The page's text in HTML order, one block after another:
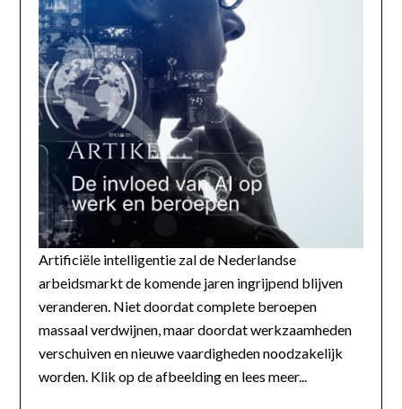
Artificiële intelligentie zal de Nederlandse
arbeidsmarkt de komende jaren ingrijpend blijven
veranderen. Niet doordat complete beroepen
massaal verdwijnen, maar doordat werkzaamheden
verschuiven en nieuwe vaardigheden noodzakelijk
worden. Klik op de afbeelding en lees meer...